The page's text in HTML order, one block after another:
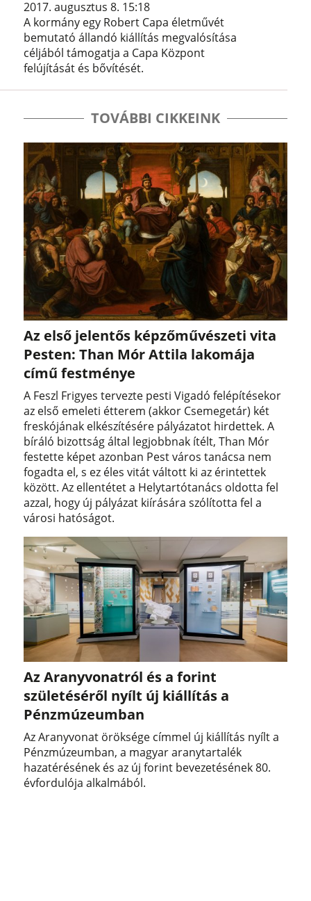
2017. augusztus 8. 15:18
A kormány egy Robert Capa életművét
bemutató állandó kiállítás megvalósítása
céljából támogatja a Capa Központ
felújítását és bővítését.
TOVÁBBI CIKKEINK
Az első jelentős képzőművészeti vita
Pesten: Than Mór Attila lakomája
című festménye
A Feszl Frigyes tervezte pesti Vigadó felépítésekor
az első emeleti étterem (akkor Csemegetár) két
freskójának elkészítésére pályázatot hirdettek. A
bíráló bizottság által legjobbnak ítélt, Than Mór
festette képet azonban Pest város tanácsa nem
fogadta el, s ez éles vitát váltott ki az érintettek
között. Az ellentétet a Helytartótanács oldotta fel
azzal, hogy új pályázat kiírására szólította fel a
városi hatóságot.
Az Aranyvonatról és a forint
születéséről nyílt új kiállítás a
Pénzmúzeumban
Az Aranyvonat öröksége címmel új kiállítás nyílt a
Pénzmúzeumban, a magyar aranytartalék
hazatérésének és az új forint bevezetésének 80.
évfordulója alkalmából.